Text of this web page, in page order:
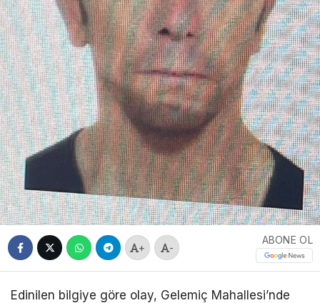
+ -
ABONE OL
Edinilen bilgiye göre olay, Gelemiç Mahallesi’nde